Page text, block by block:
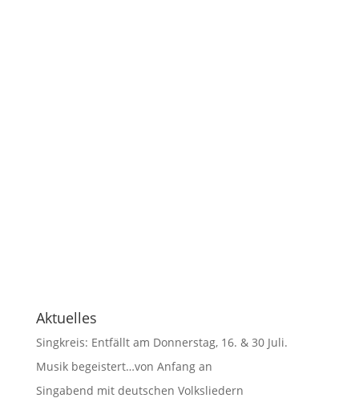
Aktuelles
Singkreis: Entfällt am Donnerstag, 16. & 30 Juli.
Musik begeistert…von Anfang an
Singabend mit deutschen Volksliedern